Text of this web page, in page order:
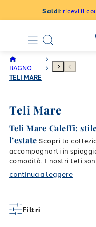
Saldi: ricevi il
BAGNO
TELI MARE
Teli Mare
Teli Mare Caleffi:
l’estate Scopri la
accompagnarti in
comodità. I nostri teli
morbida e leggera
Spugna di qualità
sulla pelle.
continua a leggere
Filtri